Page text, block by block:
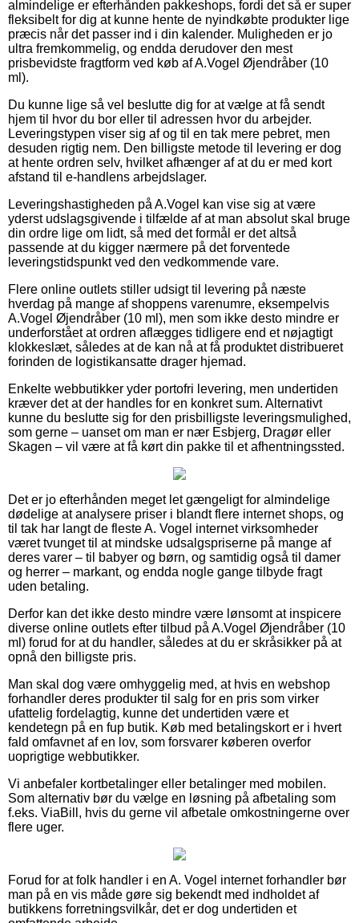
almindelige er efterhånden pakkeshops, fordi det så er super
fleksibelt for dig at kunne hente de nyindkøbte produkter lige
præcis når det passer ind i din kalender. Muligheden er jo
ultra fremkommelig, og endda derudover den mest
prisbevidste fragtform ved køb af A.Vogel Øjendråber (10
ml).
Du kunne lige så vel beslutte dig for at vælge at få sendt
hjem til hvor du bor eller til adressen hvor du arbejder.
Leveringstypen viser sig af og til en tak mere pebret, men
desuden rigtig nem. Den billigste metode til levering er dog
at hente ordren selv, hvilket afhænger af at du er med kort
afstand til e-handlens arbejdslager.
Leveringshastigheden på A.Vogel kan vise sig at være
yderst udslagsgivende i tilfælde af at man absolut skal bruge
din ordre lige om lidt, så med det formål er det altså
passende at du kigger nærmere på det forventede
leveringstidspunkt ved den vedkommende vare.
Flere online outlets stiller udsigt til levering på næste
hverdag på mange af shoppens varenumre, eksempelvis
A.Vogel Øjendråber (10 ml), men som ikke desto mindre er
underforstået at ordren aflægges tidligere end et nøjagtigt
klokkeslæt, således at de kan nå at få produktet distribueret
forinden de logistikansatte drager hjemad.
Enkelte webbutikker yder portofri levering, men undertiden
kræver det at der handles for en konkret sum. Alternativt
kunne du beslutte sig for den prisbilligste leveringsmulighed,
som gerne – uanset om man er nær Esbjerg, Dragør eller
Skagen – vil være at få kørt din pakke til et afhentningssted.
Det er jo efterhånden meget let gængeligt for almindelige
dødelige at analysere priser i blandt flere internet shops, og
til tak har langt de fleste A. Vogel internet virksomheder
været tvunget til at mindske udsalgspriserne på mange af
deres varer – til babyer og børn, og samtidig også til damer
og herrer – markant, og endda nogle gange tilbyde fragt
uden betaling.
Derfor kan det ikke desto mindre være lønsomt at inspicere
diverse online outlets efter tilbud på A.Vogel Øjendråber (10
ml) forud for at du handler, således at du er skråsikker på at
opnå den billigste pris.
Man skal dog være omhyggelig med, at hvis en webshop
forhandler deres produkter til salg for en pris som virker
ufattelig fordelagtig, kunne det undertiden være et
kendetegn på en fup butik. Køb med betalingskort er i hvert
fald omfavnet af en lov, som forsvarer køberen overfor
uoprigtige webbutikker.
Vi anbefaler kortbetalinger eller betalinger med mobilen.
Som alternativ bør du vælge en løsning på afbetaling som
f.eks. ViaBill, hvis du gerne vil afbetale omkostningerne over
flere uger.
Forud for at folk handler i en A. Vogel internet forhandler bør
man på en vis måde gøre sig bekendt med indholdet af
butikkens forretningsvilkår, det er dog undertiden et